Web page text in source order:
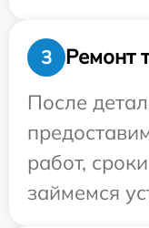
3
Ремонт
После
работ,
займемся